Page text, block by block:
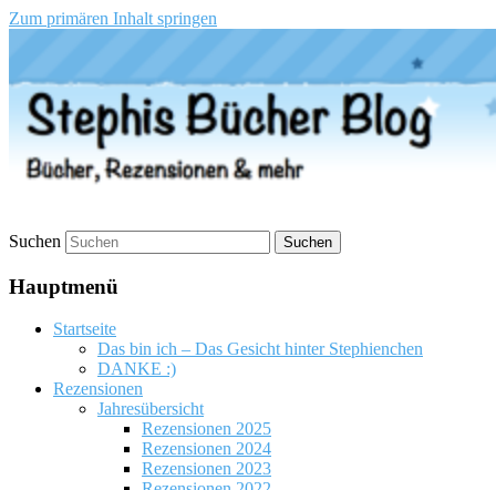
Zum primären Inhalt springen
Stephis Bücher Blog
Suchen
Hauptmenü
Startseite
Das bin ich – Das Gesicht hinter Stephienchen
DANKE :)
Rezensionen
Jahresübersicht
Rezensionen 2025
Rezensionen 2024
Rezensionen 2023